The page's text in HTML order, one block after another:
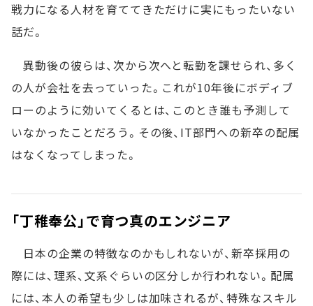
戦力になる人材を育ててきただけに実にもったいない
話だ。
異動後の彼らは、次から次へと転勤を課せられ、多く
の人が会社を去っていった。これが10年後にボディブ
ローのように効いてくるとは、このとき誰も予測して
いなかったことだろう。その後、IT部門への新卒の配属
はなくなってしまった。
「丁稚奉公」で育つ真のエンジニア
日本の企業の特徴なのかもしれないが、新卒採用の
際には、理系、文系ぐらいの区分しか行われない。配属
には、本人の希望も少しは加味されるが、特殊なスキル